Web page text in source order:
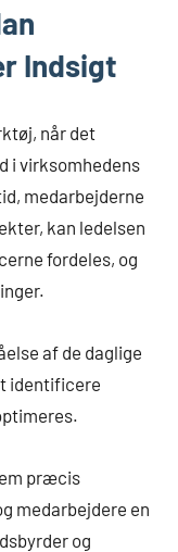
Indsigt
når det
i virksomhedens
medarbejderne
kan ledelsen
fordeles, og
af de daglige
identificere
præcis
medarbejdere en
og